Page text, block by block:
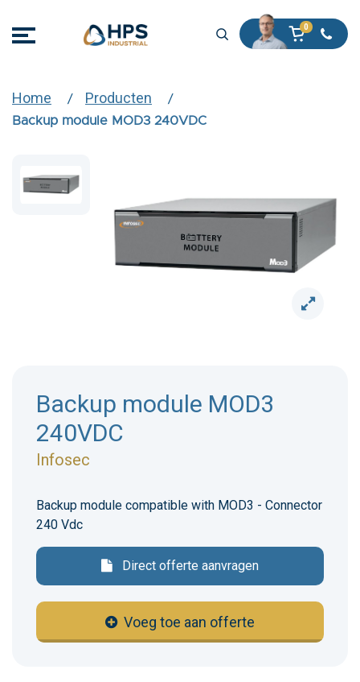
Home Producten
Backup module MOD3 240VDC
Backup module MOD3
240VDC
Infosec
Backup module compatible with MOD3 - Connector
240 Vdc
Direct offerte aanvragen
Voeg toe aan offerte